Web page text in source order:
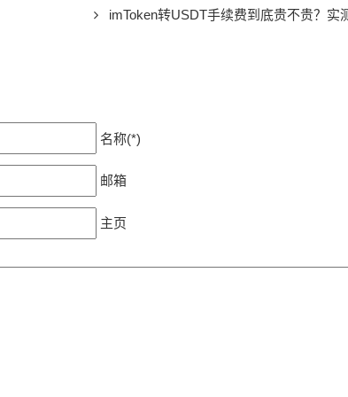
imToken转USDT手续费到底贵不贵？实
名称(*)
邮箱
主页